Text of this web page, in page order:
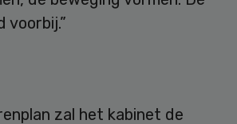
voorbij.”
zal het kabinet de